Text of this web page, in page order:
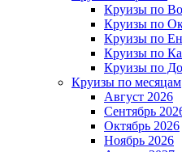
Круизы по
Круизы по
Круизы по
Круизы по
Круизы по
Круизы по месяцам
Август 2026
Сентябрь
Октябрь 2026
Ноябрь 2026